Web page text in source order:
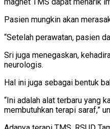
Pasien mungkin akan
“Setelah perawatan, pasien
Sri juga menegaskan,
neurologis.
Hal ini juga sebagai bentuk
“Ini adalah alat terbaru yang
membutuhkan terapi saraf,”